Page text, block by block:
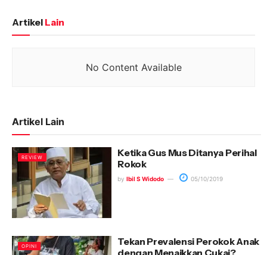
Artikel Lain
No Content Available
Artikel Lain
REVIEW
Ketika Gus Mus Ditanya Perihal
Rokok
by Ibil S Widodo 05/10/2019
OPINI
Tekan Prevalensi Perokok Anak